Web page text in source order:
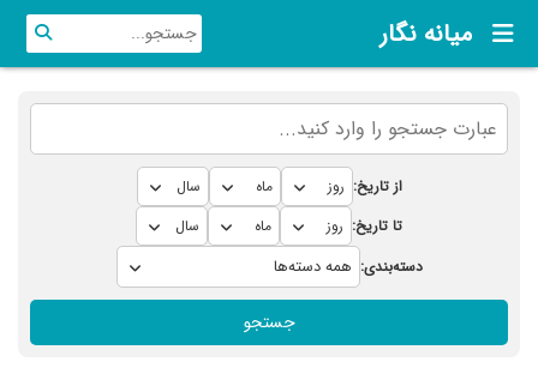
میانه نگار
از تاریخ:
تا تاریخ:
دسته‌بندی:
جستجو